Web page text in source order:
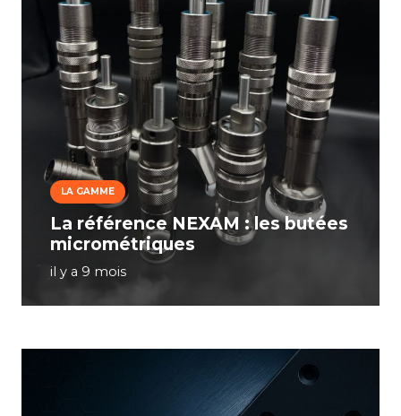
LA GAMME
La référence NEXAM : les butées
micrométriques
il y a 9 mois